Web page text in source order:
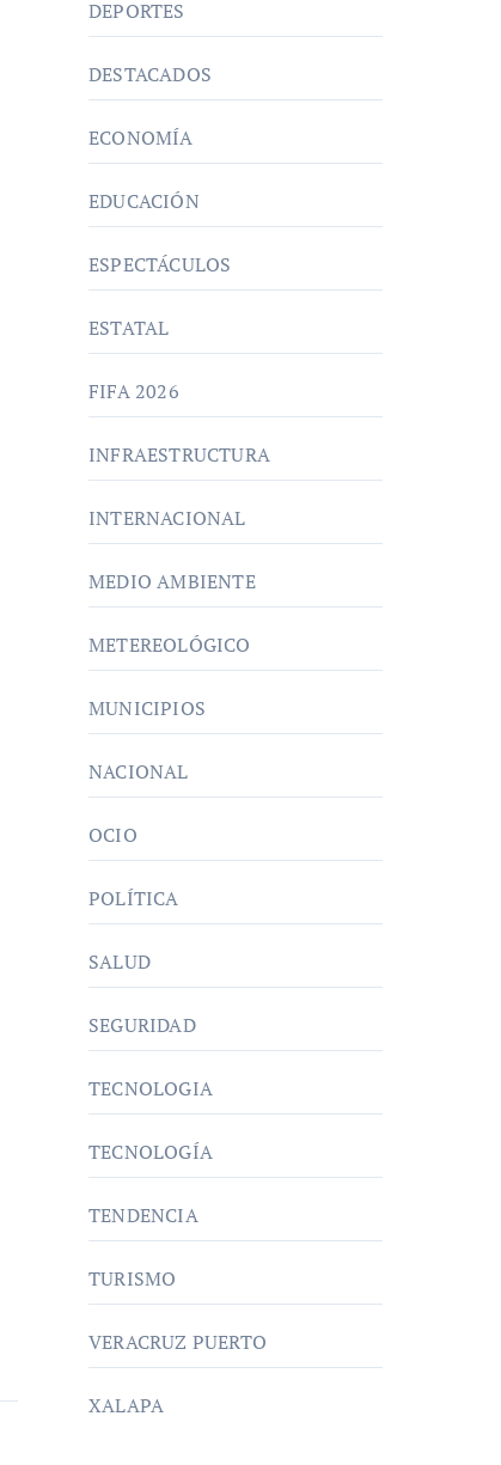
DEPORTES
DESTACADOS
ECONOMÍA
EDUCACIÓN
ESPECTÁCULOS
ESTATAL
FIFA 2026
INFRAESTRUCTURA
INTERNACIONAL
MEDIO AMBIENTE
METEREOLÓGICO
MUNICIPIOS
NACIONAL
OCIO
POLÍTICA
SALUD
SEGURIDAD
TECNOLOGIA
TECNOLOGÍA
TENDENCIA
TURISMO
VERACRUZ PUERTO
XALAPA